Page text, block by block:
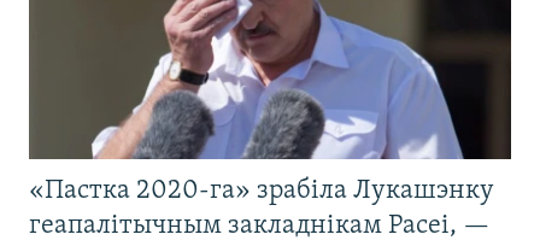
«Пастка 2020-га» зрабіла Лукашэнку
геапалітычным закладнікам Расеі, —